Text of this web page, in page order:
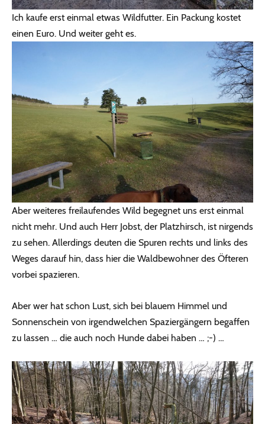
Ich kaufe erst einmal etwas Wildfutter. Ein Packung kostet
einen Euro. Und weiter geht es.
Aber weiteres freilaufendes Wild begegnet uns erst einmal
nicht mehr. Und auch Herr Jobst, der Platzhirsch, ist nirgends
zu sehen. Allerdings deuten die Spuren rechts und links des
Weges darauf hin, dass hier die Waldbewohner des Öfteren
vorbei spazieren.
Aber wer hat schon Lust, sich bei blauem Himmel und
Sonnenschein von irgendwelchen Spaziergängern begaffen
zu lassen … die auch noch Hunde dabei haben … ;-) …